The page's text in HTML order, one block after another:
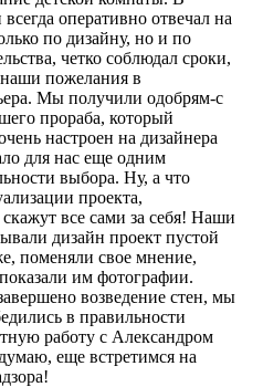
оперативно отвечал на
по дизайну, но и по
четко соблюдал сроки,
пожелания в
Мы получили одобрям-с
прораба, который
настроен на дизайнера
для нас еще одним
выбора. Ну, а что
проекта,
все сами за себя! Наши
дизайн проект пустой
поменяли свое мнение,
им фотографии.
возведение стен, мы
в правильности
работу с Александром
еще встретимся на